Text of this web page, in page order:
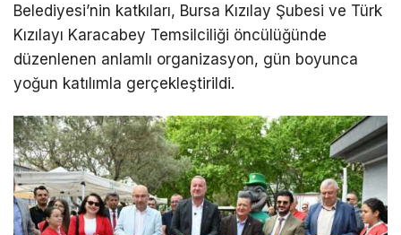
Belediyesi’nin katkıları, Bursa Kızılay Şubesi ve Türk
Kızılayı Karacabey Temsilciliği öncülüğünde
düzenlenen anlamlı organizasyon, gün boyunca
yoğun katılımla gerçekleştirildi.